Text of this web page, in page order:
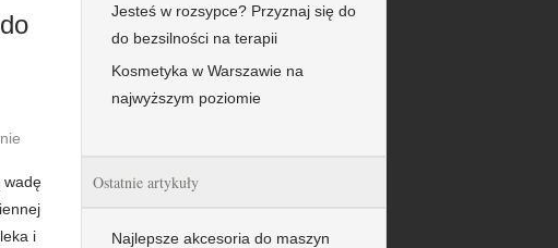
wadę
i
Jesteś w rozsypce? Przyznaj się do
do bezsilności na terapii
Kosmetyka w Warszawie na
najwyższym poziomie
Ostatnie artykuły
Najlepsze akcesoria do maszyn